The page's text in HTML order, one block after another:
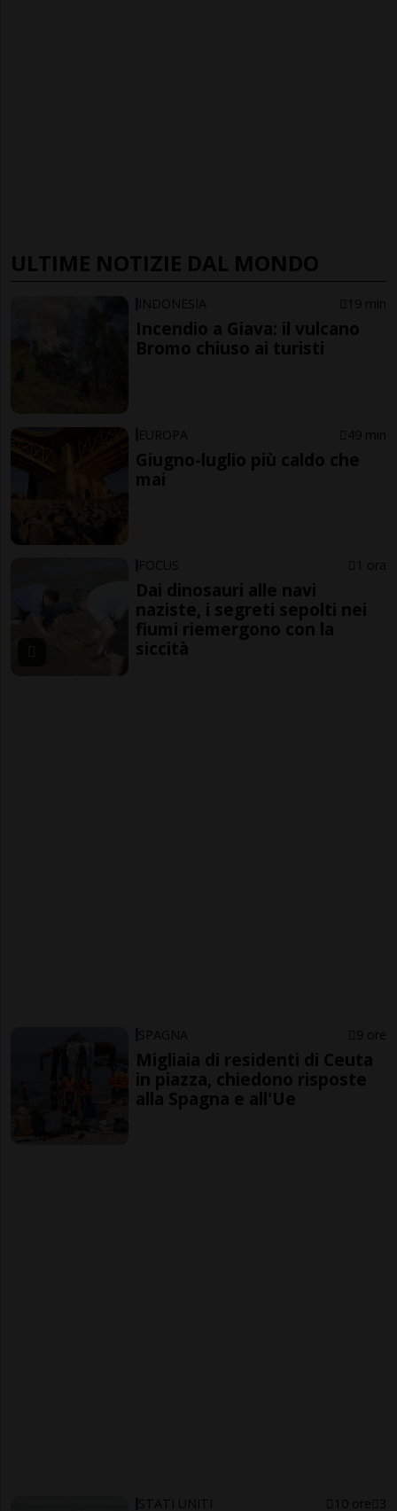
ULTIME NOTIZIE DAL MONDO
INDONESIA 19 min
Incendio a Giava: il vulcano
Bromo chiuso ai turisti
EUROPA 49 min
Giugno-luglio più caldo che
mai
FOCUS 1 ora
Dai dinosauri alle navi
naziste, i segreti sepolti nei
fiumi riemergono con la
siccità
SPAGNA 9 ore
Migliaia di residenti di Ceuta
in piazza, chiedono risposte
alla Spagna e all'Ue
STATI UNITI 10 ore 3